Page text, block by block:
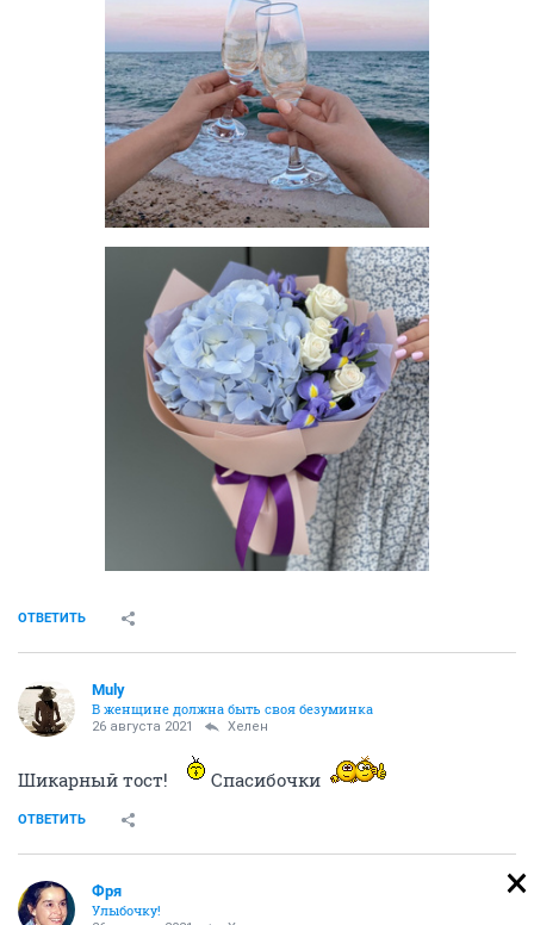
ОТВЕТИТЬ
Muly
В женщине должна быть своя безyминка
26 августа 2021 Хелен
Шикарный тост! Спасибочки
ОТВЕТИТЬ
Фря
Улыбочку!